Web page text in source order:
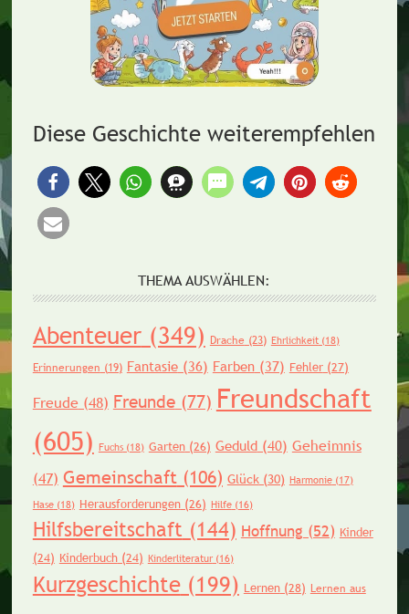
Diese Geschichte weiterempfehlen
THEMA AUSWÄHLEN:
Abenteuer(349) Drache (23) Ehrlichkeit(18)
Erinnerungen (19) Fantasie(36) Farben(37) Fehler(27)
Freude(48) Freunde(77) Freundschaft
(605) Fuchs(18) Garten(26) Geduld(40) Geheimnis
(47) Gemeinschaft(106) Glück(30) Harmonie(17)
Hase(18) Herausforderungen(26) Hilfe(16)
Hilfsbereitschaft (144) Hoffnung (52) Kinder
(24) Kinderbuch(24) Kinderliteratur(16)
Kurzgeschichte(199) Lernen(28) Lernen aus